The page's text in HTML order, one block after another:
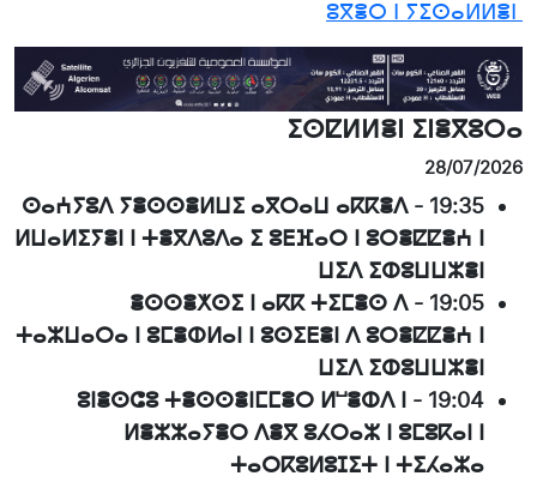
ⵉⵙⵇⵍⵍⴻⵏ ⵉⵏⴻⴳⵓⵔⴰ
28/07/2026
19:35
-
ⵙⴰⵄⵢⵓⴷ ⵢⴻⵙⵙⴻⵍⵡⵉ ⴰⴳⵔⴰⵡ ⴰⴽⴽⴻⴷ
ⵍⵡⴰⵍⵉⵢⴻⵏ ⵏ ⵜⴻⴳⴷⵓⴷⴰ ⵉ ⵓⴹⴼⴰⵔ ⵏ ⵓⵔⴻⵇⵇⴻⵄ ⵏ
ⵡⵉⴷ ⵉⵀⵓⵡⵡⵣⴻⵏ
19:05
-
ⴻⵙⵙⴻⵅⵙⵉ ⵏ ⴰⴽⴽ ⵜⵉⵎⴻⵙ ⴷ
ⵜⴰⵣⵡⴰⵔⴰ ⵏ ⵓⵎⴻⵀⵍⴰⵏ ⵏ ⵓⵙⵉⴹⴻⵏ ⴷ ⵓⵔⴻⵇⵇⴻⵄ ⵏ
ⵡⵉⴷ ⵉⵀⵓⵡⵡⵣⴻⵏ
19:04
-
ⵓⵏⴻⵙⵛⵓ ⵜⴻⵙⵙⴻⵏⵎⵎⴻⵔ ⵍⵯⴻⵀⴷ ⵏ
ⵍⴻⵣⵣⴰⵢⴻⵔ ⴷⴻⴳ ⵓⵃⵔⴰⵣ ⵏ ⵓⵎⵓⴽⴰⵏ ⵏ
ⵜⴰⵔⴽⵓⵍⵓⵊⵉⵜ ⵏ ⵜⵉⵃⴰⵣⴰ